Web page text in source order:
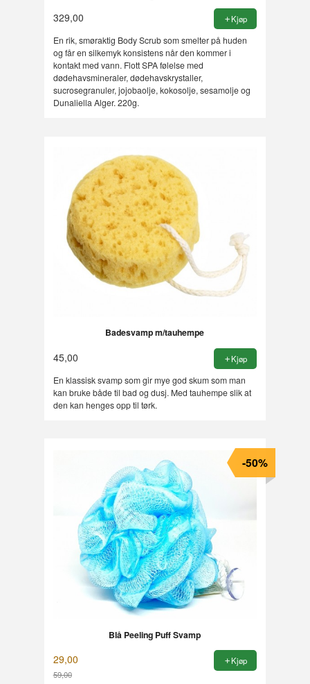
329,00 Kjøp
En rik, smøraktig Body Scrub som smelter på huden
og får en silkemyk konsistens når den kommer i
kontakt med vann. Flott SPA følelse med
dødehavsmineraler, dødehavskrystaller,
sucrosegranuler, jojobaolje, kokosolje, sesamolje og
Dunaliella Alger. 220g.
Badesvamp m/tauhempe
45,00 Kjøp
En klassisk svamp som gir mye god skum som man
kan bruke både til bad og dusj. Med tauhempe slik at
den kan henges opp til tørk.
Blå Peeling Puff Svamp
29,00
59,00
-50%
Kjøp